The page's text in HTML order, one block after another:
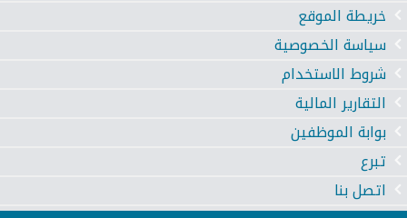
خريطة الموقع
سياسة الخصوصية
شروط الاستخدام
التقارير المالية
بوابة الموظفين
تبرع
اتصل بنا